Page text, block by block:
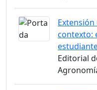
contexto:
Editorial